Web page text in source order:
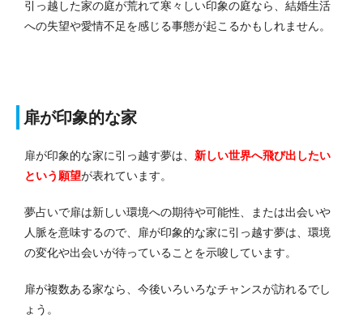
引っ越した家の庭が荒れて寒々しい印象の庭なら、結婚生活
への失望や愛情不足を感じる事態が起こるかもしれません。
扉が印象的な家
扉が印象的な家に引っ越す夢は、 新しい世界へ飛び出したい
という願望が表れています。
夢占いで扉は新しい環境への期待や可能性、または出会いや
人脈を意味するので、扉が印象的な家に引っ越す夢は、環境
の変化や出会いが待っていることを示唆しています。
扉が複数ある家なら、今後いろいろなチャンスが訪れるでし
ょう。